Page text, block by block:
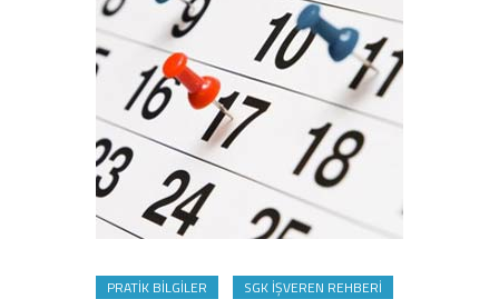
PRATIK BILGILER SGK İŞVEREN REHBERI